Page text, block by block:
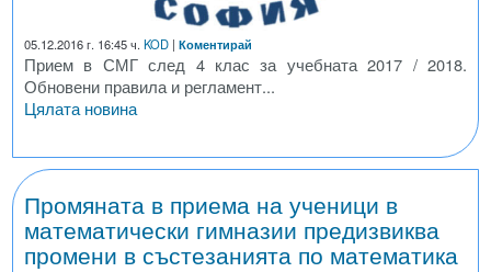
05.12.2016 г. 16:45 ч. KOD | Коментирай
Прием в СМГ след 4 клас за учебната 2017 / 2018.
Обновени правила и регламент...
Цялата новина
Промяната в приема на ученици в
математически гимназии предизвиква
промени в състезанията по математика